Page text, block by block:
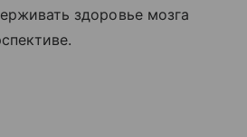
здоровье мозга